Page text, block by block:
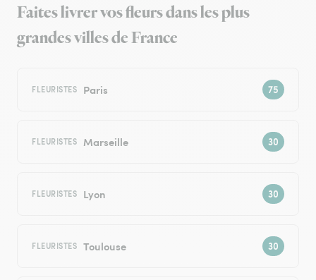
Faites livrer vos fleurs dans les plus
grandes villes de France
FLEURISTES Paris
FLEURISTES Marseille
FLEURISTES Lyon
FLEURISTES Toulouse